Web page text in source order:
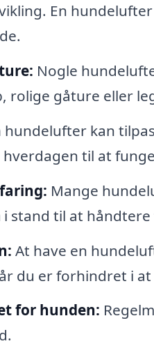
En
Nogle
rolige gåture eller
hundelufter kan
til at
Mange
stand til at
At have en
du er forhindret i
for hunden: